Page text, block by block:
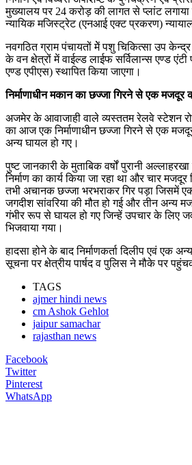
मुख्यालय पर 24 करोड़ की लागत से प्लांट
न्यायिक मजिस्ट्रेट (एनआई एक्ट प्रकरण)
नवगठित ग्राम पंचायतों मेें पशु चिकित्सा उप
के वन क्षेत्रों में वाईल्ड लाईफ सर्विलान्स एण्ड
एण्ड एपीएस) स्थापित किया जाएगा।
निर्माणाधीन मकान का छज्जा गिरने से एक मजदूर
अजमेर के आवाजाही वाले व्यस्ततम रेलवे स्टेशन
का आज एक निर्माणाधीन छज्जा गिरने से एक
अन्य घायल हो गए।
पुष्ट जानकारी के मुताबिक वर्षों पुरानी
निर्माण का कार्य किया जा रहा था और चार मजदूर
तभी अचानक छज्जा भरभराकर गिर पड़ा जिसमें
जगदीश सांवरिया की मौत हो गई और तीन अन्य
गंभीर रूप से घायल हो गए जिन्हें उपचार के लिए
भिजवाया गया।
हादसा होने के बाद निर्माणकर्ता दिलीप एवं एक
सूचना पर क्षेत्रीय पार्षद व पुलिस ने मौके पर
TAGS
ajmer hindi news
cm Ashok Gehlot
jaipur samachar
rajasthan news
Facebook
Twitter
Pinterest
WhatsApp